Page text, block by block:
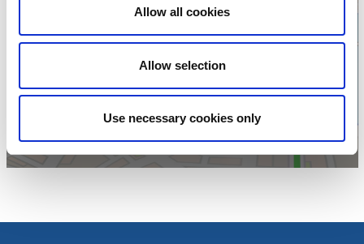
Allow all cookies
Allow selection
Use necessary cookies only
Klicka för att visa
karta